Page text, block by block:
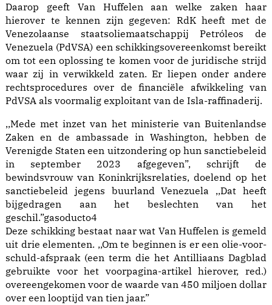
Daarop geeft Van Huffelen aan welke zaken haar
hierover te kennen zijn gegeven: RdK heeft met de
Venezolaanse staatsoliemaatschappij Petróleos de
Venezuela (PdVSA) een schikkingsovereenkomst bereikt
om tot een oplossing te komen voor de juridische strijd
waar zij in verwikkeld zaten. Er liepen onder andere
rechtsprocedures over de financiële afwikkeling van
PdVSA als voormalig exploitant van de Isla-raffinaderij.
,,Mede met inzet van het ministerie van Buitenlandse
Zaken en de ambassade in Washington, hebben de
Verenigde Staten een uitzondering op hun sanctiebeleid
in september 2023 afgegeven”, schrijft de
bewindsvrouw van Koninkrijksrelaties, doelend op het
sanctiebeleid jegens buurland Venezuela ,,Dat heeft
bijgedragen aan het beslechten van het
geschil.”gasoducto4
Deze schikking bestaat naar wat Van Huffelen is gemeld
uit drie elementen. ,,Om te beginnen is er een olie-voor-
schuld-afspraak (een term die het Antilliaans Dagblad
gebruikte voor het voorpagina-artikel hierover, red.)
overeengekomen voor de waarde van 450 miljoen dollar
over een looptijd van tien jaar.”